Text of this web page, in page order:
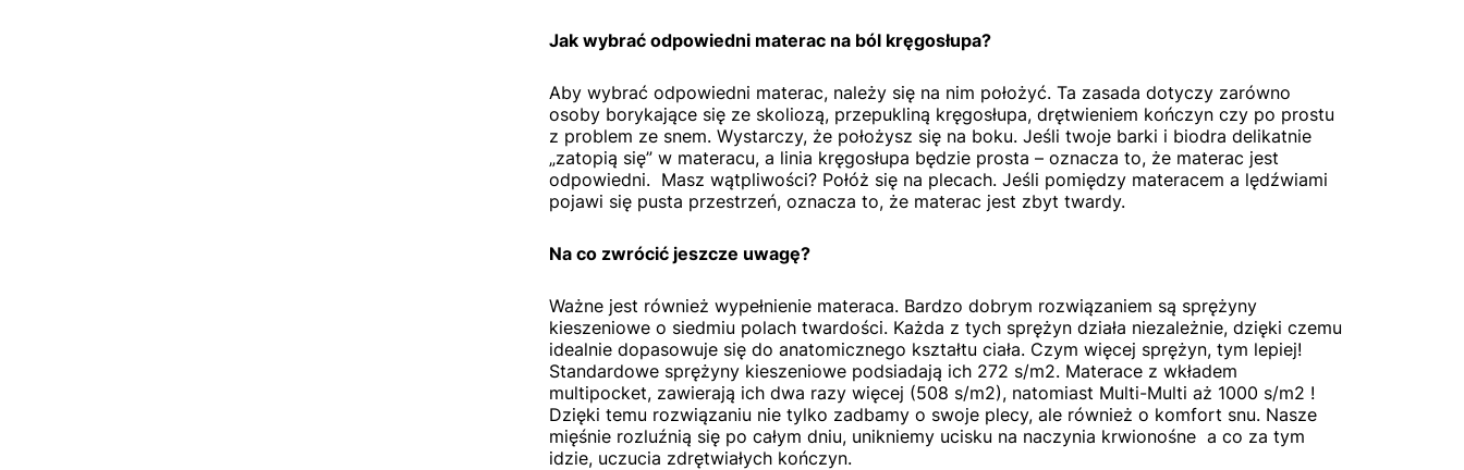
Jak wybrać odpowiedni materac na ból kręgosłupa?
Aby wybrać odpowiedni materac, należy się na nim położyć. Ta zasada dotyczy zarówno
osoby borykające się ze skoliozą, przepukliną kręgosłupa, drętwieniem kończyn czy po prostu
z problem ze snem. Wystarczy, że położysz się na boku. Jeśli twoje barki i biodra delikatnie
„zatopią się” w materacu, a linia kręgosłupa będzie prosta – oznacza to, że materac jest
odpowiedni. Masz wątpliwości? Połóż się na plecach. Jeśli pomiędzy materacem a lędźwiami
pojawi się pusta przestrzeń, oznacza to, że materac jest zbyt twardy.
Na co zwrócić jeszcze uwagę?
Ważne jest również wypełnienie materaca. Bardzo dobrym rozwiązaniem są sprężyny
kieszeniowe o siedmiu polach twardości. Każda z tych sprężyn działa niezależnie, dzięki czemu
idealnie dopasowuje się do anatomicznego kształtu ciała. Czym więcej sprężyn, tym lepiej!
Standardowe sprężyny kieszeniowe podsiadają ich 272 s/m2. Materace z wkładem
multipocket, zawierają ich dwa razy więcej (508 s/m2), natomiast Multi-Multi aż 1000 s/m2 !
Dzięki temu rozwiązaniu nie tylko zadbamy o swoje plecy, ale również o komfort snu. Nasze
mięśnie rozluźnią się po całym dniu, unikniemy ucisku na naczynia krwionośne a co za tym
idzie, uczucia zdrętwiałych kończyn.